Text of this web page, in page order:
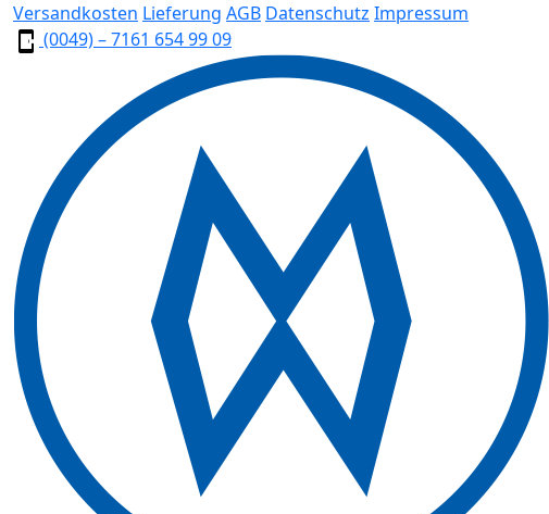
Versandkosten Lieferung AGB Datenschutz Impressum
(0049) – 7161 654 99 09